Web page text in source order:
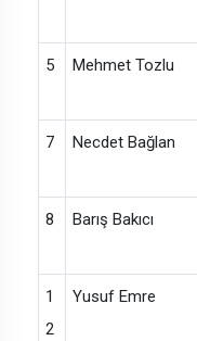
5 Mehmet Tozlu
7 Necdet Bağlan
8 Barış Bakıcı
1
2
Yusuf Emre